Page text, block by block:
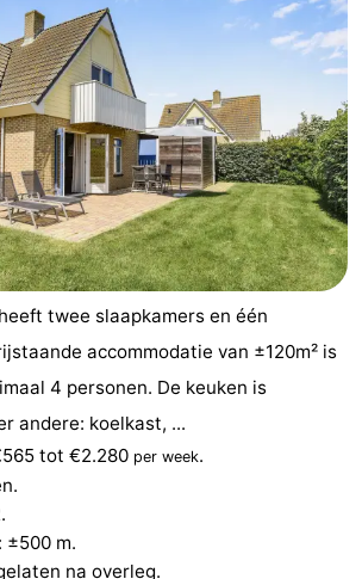
heeft twee slaapkamers en één
accommodatie van ±120m² is
4 personen. De keuken is
andere: koelkast, ...
tot €2.280 per week.
: ±500 m.
na overleg.